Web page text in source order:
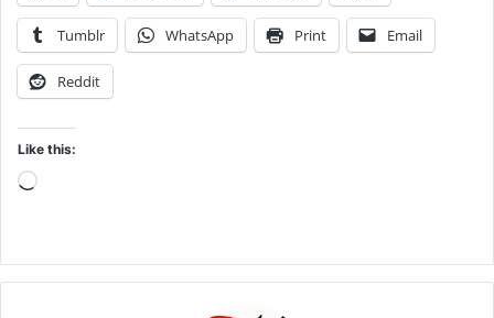
Tumblr WhatsApp Print Email
Reddit
Like this:
Loading…